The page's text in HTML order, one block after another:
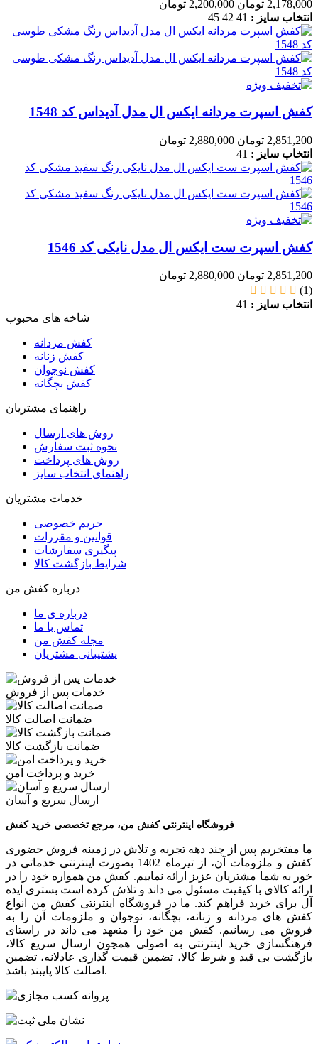
2,178,000 تومان
2,200,000 تومان
انتخاب سایز : 41
42
45
کفش اسپرت مردانه ایکس ال مدل آدیداس کد 1548
2,851,200 تومان
2,880,000 تومان
انتخاب سایز : 41
کفش اسپرت ست ایکس ال مدل نایکی کد 1546
2,851,200 تومان
2,880,000 تومان
(1)
انتخاب سایز : 41
شاخه های محبوب
کفش مردانه
کفش زنانه
کفش نوجوان
کفش بچگانه
راهنمای مشتریان
روش های ارسال
نحوه ثبت سفارش
روش های پرداخت
راهنمای انتخاب سایز
خدمات مشتریان
حریم خصوصی
قوانین و مقررات
پیگیری سفارشات
شرایط بازگشت کالا
درباره کفش من
درباره ی ما
تماس با ما
مجله کفش من
پشتیبانی مشتریان
خدمات پس از فروش
ضمانت اصالت کالا
ضمانت بازگشت کالا
خرید و پرداخت امن
ارسال سریع و آسان
فروشگاه اینترنتی کفش من، مرجع تخصصی خرید کفش
ما مفتخریم پس از چند دهه تجربه و تلاش در زمینه فروش حضوری
کفش و ملزومات آن، از تیرماه 1402 بصورت اینترنتی خدماتی در
خور به شما مشتریان عزیز ارائه نماییم. کفش من همواره خود را در
ارائه کالای با کیفیت مسئول می داند و تلاش کرده است بستری ایده
آل برای خرید فراهم کند. ما در فروشگاه اینترنتی کفش من انواع
کفش های مردانه و زنانه، بچگانه، نوجوان و ملزومات آن را به
فروش می رسانیم. کفش من خود را متعهد می داند در راستای
فرهنگسازی خرید اینترنتی به اصولی همچون ارسال سریع کالا،
بازگشت بی قید و شرط کالا، تضمین قیمت گذاری عادلانه، تضمین
اصالت کالا پایبند باشد.